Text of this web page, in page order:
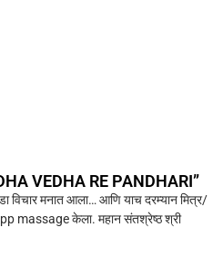
VEDHA RE PANDHARI”
विचार मनात आला… आणि याच दरम्यान मित्र/
massage केला. महान संतश्रेष्ठ श्री